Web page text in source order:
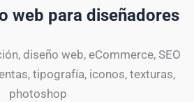
web para diseñadores
diseño web, eCommerce, SEO
tipografía, iconos, texturas,
photoshop